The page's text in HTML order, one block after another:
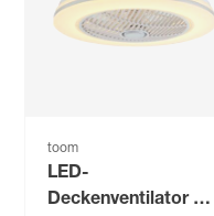
toom
LED-
Deckenventilator mit